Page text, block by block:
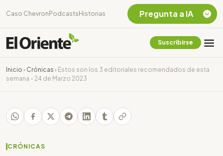
Caso Chevron Podcasts Historias
Suscribirse
Inicio › Crónicas › Estos son los 3 editoriales recomendados de esta
semana - 24 de Marzo 2023
CRÓNICAS
Pregunta a IA
Chevron Ecuador